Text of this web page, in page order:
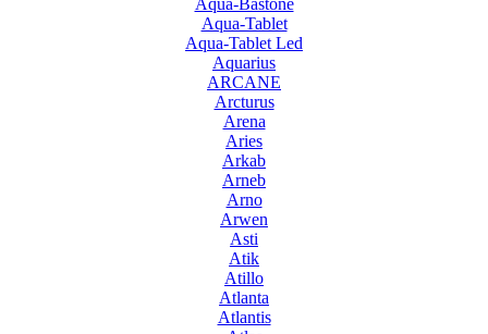
Aqua-Tablet
Aqua-Tablet Led
Aquarius
ARCANE
Arcturus
Arena
Aries
Arkab
Arneb
Arno
Arwen
Asti
Atik
Atillo
Atlanta
Atlantis